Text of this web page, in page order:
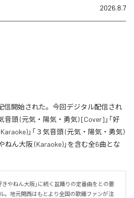
2026.8.7
信開始された。今回デジタル配信され
音頭 (元気・陽気・勇気) [Cover]」「好
」「３気音頭 (元気・陽気・勇気)
ねん大阪 (Karaoke)」を含む全6曲とな
やねん大阪」に続く盆踊りの定番曲をとの要
。地元関西はもとより全国の歌踊ファンが注